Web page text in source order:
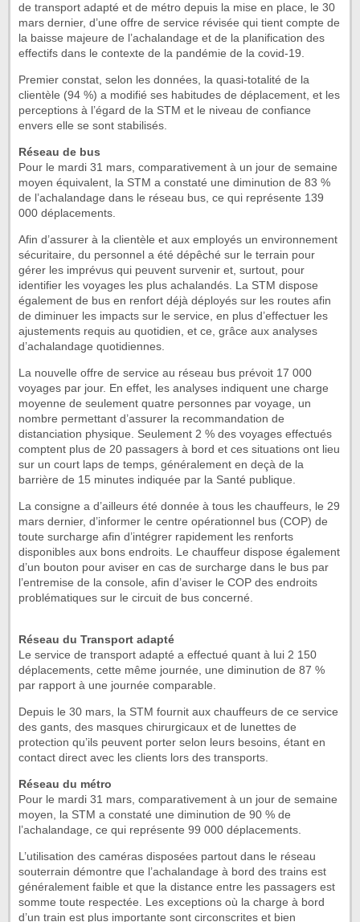
de transport adapté et de métro depuis la mise en place, le 30
mars dernier, d’une offre de service révisée qui tient compte de
la baisse majeure de l’achalandage et de la planification des
effectifs dans le contexte de la pandémie de la covid-19.
Premier constat, selon les données, la quasi-totalité de la
clientèle (94 %) a modifié ses habitudes de déplacement, et les
perceptions à l’égard de la STM et le niveau de confiance
envers elle se sont stabilisés.
Réseau de bus
Pour le mardi 31 mars, comparativement à un jour de semaine
moyen équivalent, la STM a constaté une diminution de 83 %
de l’achalandage dans le réseau bus, ce qui représente 139
000 déplacements.
Afin d’assurer à la clientèle et aux employés un environnement
sécuritaire, du personnel a été dépêché sur le terrain pour
gérer les imprévus qui peuvent survenir et, surtout, pour
identifier les voyages les plus achalandés. La STM dispose
également de bus en renfort déjà déployés sur les routes afin
de diminuer les impacts sur le service, en plus d’effectuer les
ajustements requis au quotidien, et ce, grâce aux analyses
d’achalandage quotidiennes.
La nouvelle offre de service au réseau bus prévoit 17 000
voyages par jour. En effet, les analyses indiquent une charge
moyenne de seulement quatre personnes par voyage, un
nombre permettant d’assurer la recommandation de
distanciation physique. Seulement 2 % des voyages effectués
comptent plus de 20 passagers à bord et ces situations ont lieu
sur un court laps de temps, généralement en deçà de la
barrière de 15 minutes indiquée par la Santé publique.
La consigne a d’ailleurs été donnée à tous les chauffeurs, le 29
mars dernier, d’informer le centre opérationnel bus (COP) de
toute surcharge afin d’intégrer rapidement les renforts
disponibles aux bons endroits. Le chauffeur dispose également
d’un bouton pour aviser en cas de surcharge dans le bus par
l’entremise de la console, afin d’aviser le COP des endroits
problématiques sur le circuit de bus concerné.
Réseau du Transport adapté
Le service de transport adapté a effectué quant à lui 2 150
déplacements, cette même journée, une diminution de 87 %
par rapport à une journée comparable.
Depuis le 30 mars, la STM fournit aux chauffeurs de ce service
des gants, des masques chirurgicaux et de lunettes de
protection qu’ils peuvent porter selon leurs besoins, étant en
contact direct avec les clients lors des transports.
Réseau du métro
Pour le mardi 31 mars, comparativement à un jour de semaine
moyen, la STM a constaté une diminution de 90 % de
l’achalandage, ce qui représente 99 000 déplacements.
L’utilisation des caméras disposées partout dans le réseau
souterrain démontre que l’achalandage à bord des trains est
généralement faible et que la distance entre les passagers est
somme toute respectée. Les exceptions où la charge à bord
d’un train est plus importante sont circonscrites et bien